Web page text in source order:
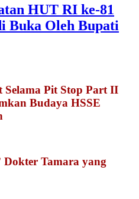
HUT RI ke-81
Buka Oleh Bupati
Pit Stop Part II
Budaya HSSE
Dokter Tamara yang